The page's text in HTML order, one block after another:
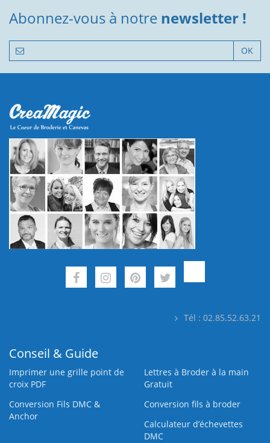
Abonnez-vous à notre newsletter !
OK
Tél : 02.85.52.63.21
Conseil & Guide
Imprimer une grille point de
croix PDF
Lettres à Broder à la main
Gratuit
Conversion Fils DMC &
Anchor
Conversion fils à broder
Calculateur d’échevettes
DMC